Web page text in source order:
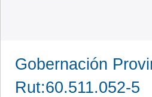
Gobernación
Rut:60.511.052-5